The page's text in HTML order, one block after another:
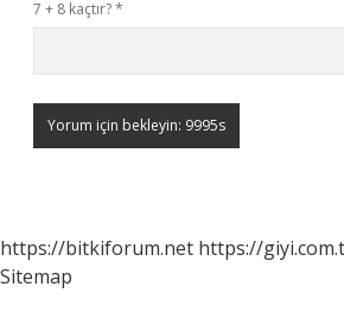
7 + 8 kaçtır?*
https://bitkiforum.net https://
Sitemap